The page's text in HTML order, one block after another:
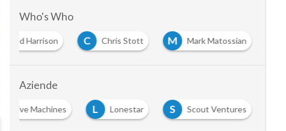
Who's Who
Brad Harrison C Chris Stott M Mark Matossian
Aziende
Intuitive Machines L Lonestar S Scout Ventures